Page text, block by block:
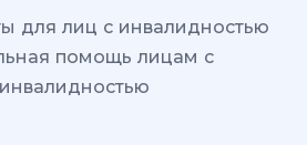
для лиц с инвалидностью
помощь лицам с
инвалидностью